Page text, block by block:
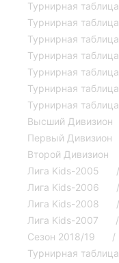
Турнирная таблица
Турнирная таблица
Турнирная таблица
Турнирная таблица
Турнирная таблица
Турнирная таблица
Турнирная таблица
Высший Дивизион
Первый Дивизион
Второй Дивизион
Лига Kids-2005
Лига Kids-2006
Лига Kids-2008
Лига Kids-2007
Сезон 2018/19
Турнирная таблица